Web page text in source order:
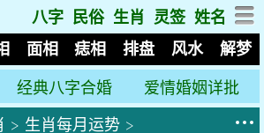
八字 民俗 生肖 灵签 姓名
面相 痣相 排盘 风水 解梦
经典八字合婚
爱情婚姻详批
> 生肖每月运势 >